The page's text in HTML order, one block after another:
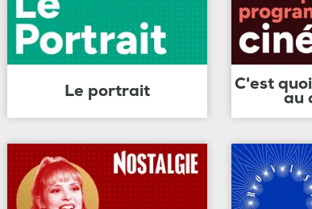
Le portrait C'est
au